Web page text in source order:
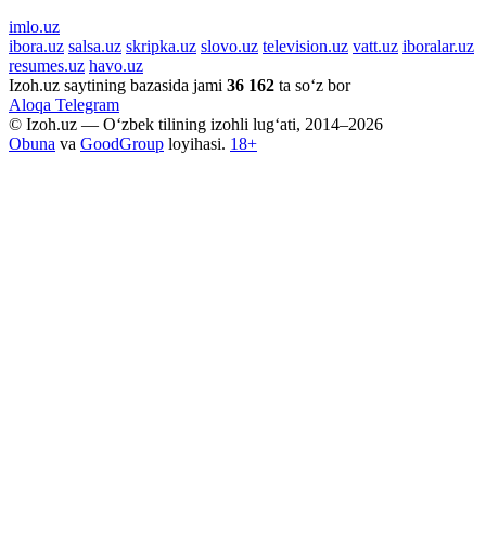
imlo.uz
ibora.uz salsa.uz skripka.uz slovo.uz television.uz vatt.uz iboralar.uz
resumes.uz havo.uz
Izoh.uz saytining bazasida jami 36 162 ta so‘z bor
Aloqa Telegram
© Izoh.uz — O‘zbek tilining izohli lug‘ati, 2014–2026
Obuna va GoodGroup loyihasi. 18+